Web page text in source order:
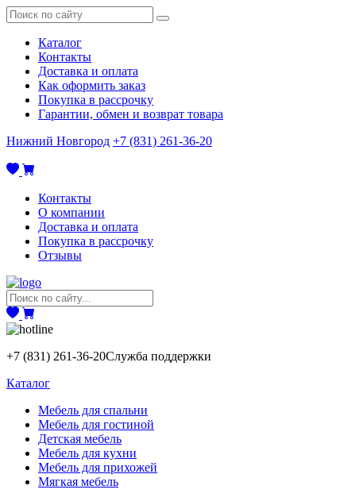
Каталог
Контакты
Доставка и оплата
Как оформить заказ
Покупка в рассрочку
Гарантии, обмен и возврат товара
Нижний Новгород +7 (831) 261-36-20
Контакты
О компании
Доставка и оплата
Покупка в рассрочку
Отзывы
+7 (831) 261-36-20Служба поддержки
Каталог
Мебель для спальни
Мебель для гостиной
Детская мебель
Мебель для кухни
Мебель для прихожей
Мягкая мебель